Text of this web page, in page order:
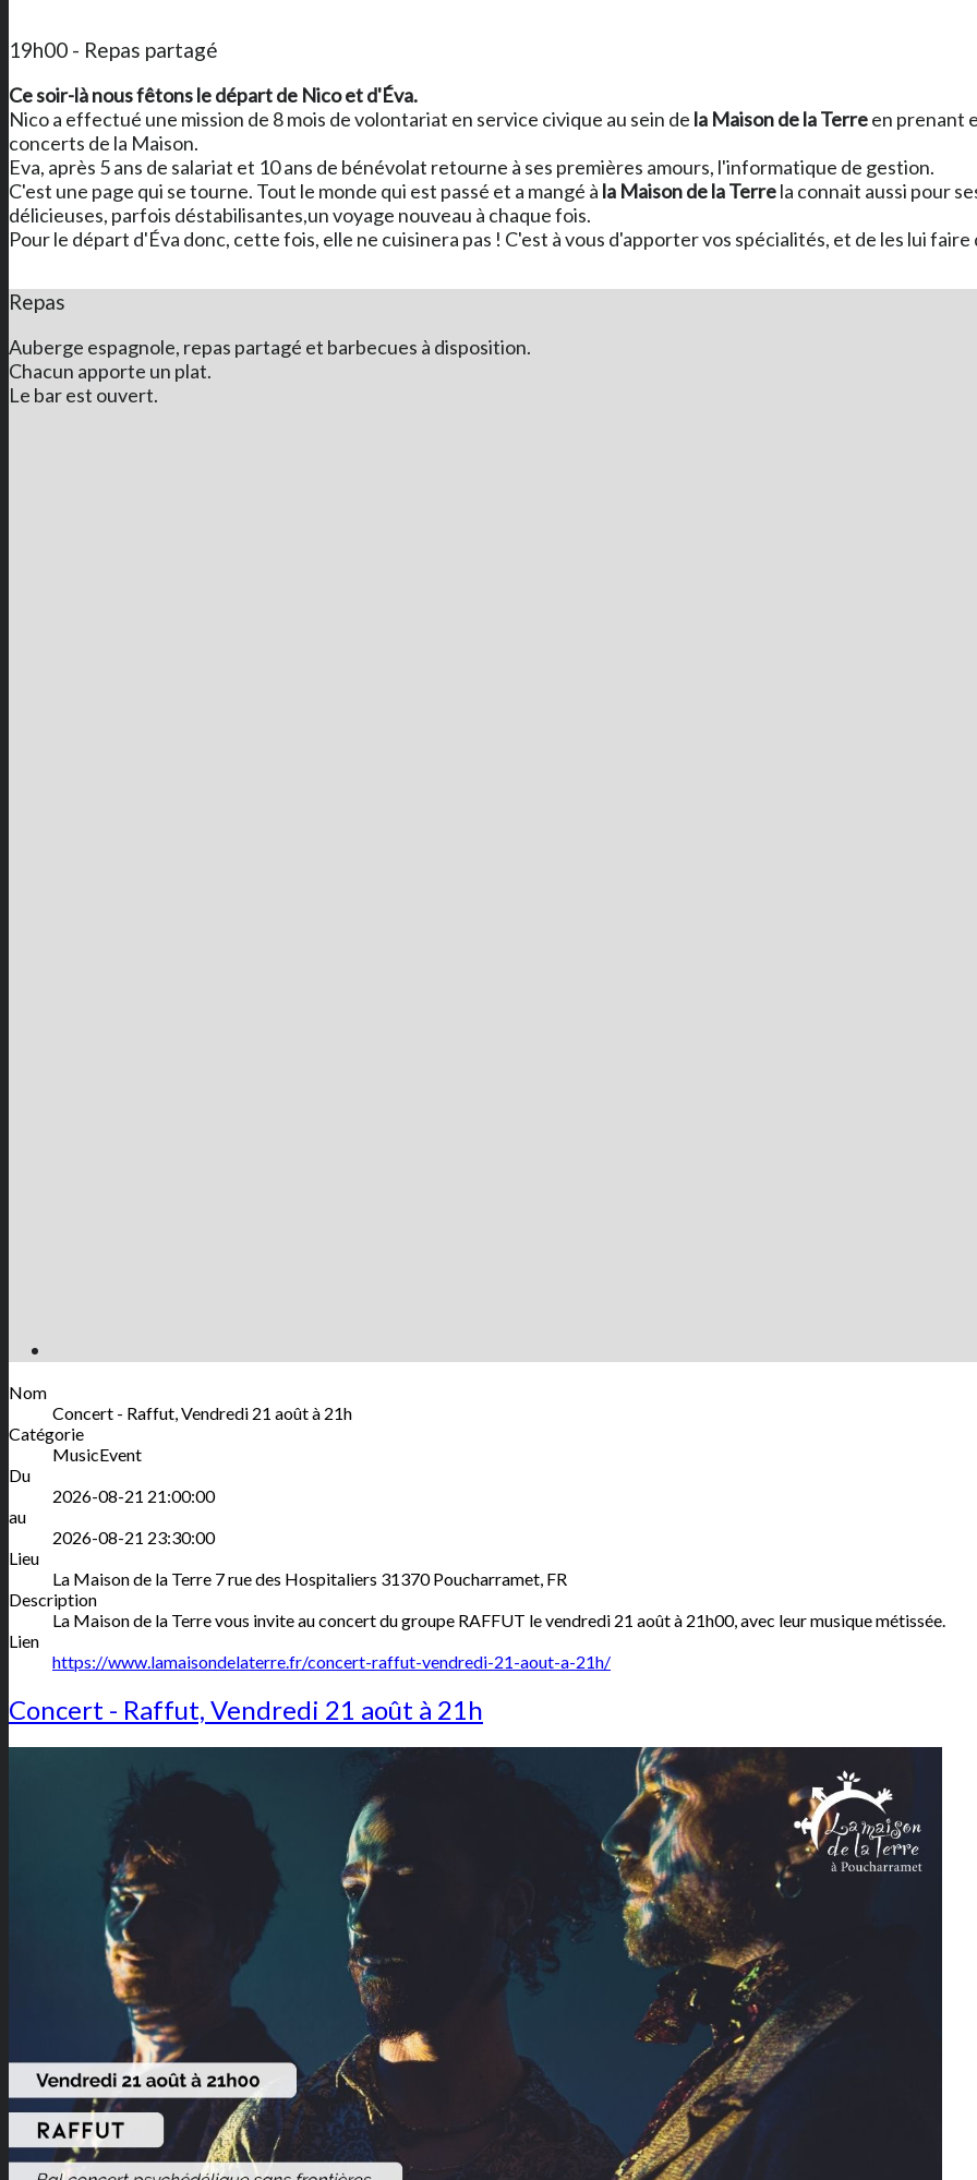
19h00 - Repas partagé
Ce soir-là nous fêtons le départ de Nico et d'Éva.
Nico a effectué une mission de 8 mois de volontariat en service civique au sein de la Maison de la Terreen prenant
concerts de la Maison.
Eva, après 5 ans de salariat et 10 ans de bénévolat retourne à ses premières amours, l'informatique de gestion.
C'est une page qui se tourne. Tout le monde qui est passé et a mangé à la Maison de la Terrela connait aussi pour
délicieuses, parfois déstabilisantes,un voyage nouveau à chaque fois.
Pour le départ d'Éva donc, cette fois, elle ne cuisinera pas ! C'est à vous d'apporter vos spécialités, et de les lui
Repas
Auberge espagnole, repas partagé et barbecues à disposition.
Chacun apporte un plat.
Le bar est ouvert.
Nom
Concert - Raffut, Vendredi 21 août à 21h
Catégorie
MusicEvent
Du
2026-08-21 21:00:00
au
2026-08-21 23:30:00
Lieu
La Maison de la Terre 7 rue des Hospitaliers 31370 Poucharramet, FR
Description
La Maison de la Terre vous invite au concert du groupe RAFFUT le vendredi 21 août à 21h00, avec leur musique métissée.
Lien
https://www.lamaisondelaterre.fr/concert-raffut-vendredi-21-aout-a-21h/
Concert - Raffut, Vendredi 21 août à 21h